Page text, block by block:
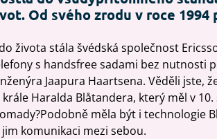
Od svého zrodu v roce 1994
života stála švédská společnost
s handsfree sadami bez nutnosti
Jaapura Haartsena. Věděli jste,
Haralda Blåtandera, který měl v
měla být i technologie
komunikaci mezi sebou.